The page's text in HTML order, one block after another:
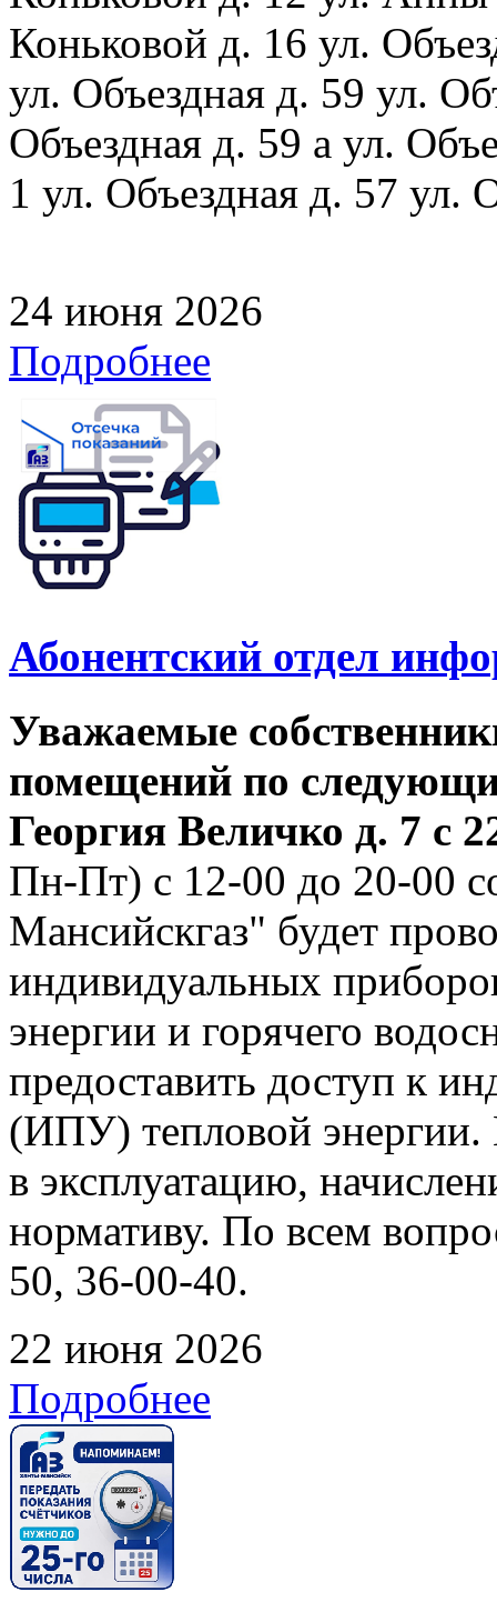
Коньковой д. 16 ул.
ул. Объездная д. 59 ул.
Объездная д. 59 а ул.
1 ул. Объездная д. 57 ул.
24 июня 2026
Подробнее
Абонентский отдел
Уважаемые
помещений по
Георгия Величко д. 7 с
Пн-Пт) с 12-00 до 20-00
Мансийскгаз" будет
индивидуальных
энергии и горячего
предоставить доступ к
(ИПУ) тепловой энергии.
в эксплуатацию,
нормативу. По всем
50, 36-00-40.
22 июня 2026
Подробнее